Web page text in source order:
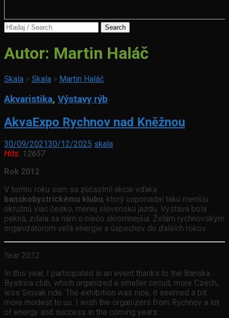
Search
Autor: Martin Haláč
Skala > Skala > Martin Haláč
Akvaristika, Výstavy rýb
AkvaExpo Rychnov nad Kněžnou
30/09/202130/12/2025 skala
Hits: 12657
Rok 2012
V tomto roku som sa zúčastnil akcie vďaka
banskobystrickému klubu, ktorý usporiadal takú menšiu
okružnú viac česko, menej slovenskú jazdu. Výstava bola
pekná, zdala sa nám o niečo skromnejšia. Želám rychnovským
organizátorom veľa energie a úspechov do ďalších rokov.
Year 2012
In this year, I participated in an event thanks to the Banska
Bystrica club, which organized a smaller circuit, more Czech,
less Slovak ride. The exhibition was nice, it seemed a bit
more modest to us. I wish the organizers from Rychnov a lot
of energy and success in the coming years.